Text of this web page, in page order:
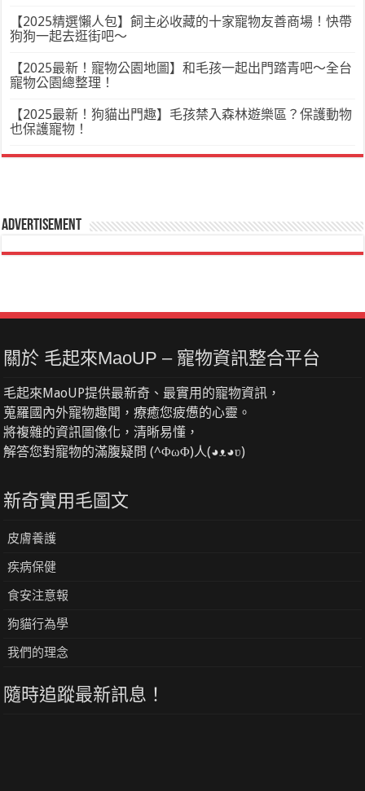
【2025精選懶人包】飼主必收藏的十家寵物友善商場！快帶
狗狗一起去逛街吧～
【2025最新！寵物公園地圖】和毛孩一起出門踏青吧～全台
寵物公園總整理！
【2025最新！狗貓出門趣】毛孩禁入森林遊樂區？保護動物
也保護寵物！
Advertisement
關於 毛起來MaoUP – 寵物資訊整合平台
毛起來MaoUP提供最新奇、最實用的寵物資訊，
蒐羅國內外寵物趣聞，療癒您疲憊的心靈。
將複雜的資訊圖像化，清晰易懂，
解答您對寵物的滿腹疑問 (^ΦωΦ)人(◕ᴥ◕ʋ)
新奇實用毛圖文
皮膚養護
疾病保健
食安注意報
狗貓行為學
我們的理念
隨時追蹤最新訊息！